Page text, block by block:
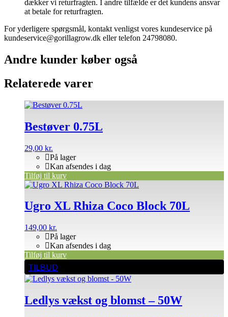
dækker vi returfragten. I andre tilfælde er det kundens ansvar
at betale for returfragten.
For yderligere spørgsmål, kontakt venligst vores kundeservice på
kundeservice@gorillagrow.dk eller telefon 24798080.
Andre kunder køber også
Relaterede varer
Bestøver 0.75L
29,00 kr.
På lager
Kan afsendes i dag
Tilføj til kurv
Ugro XL Rhiza Coco Block 70L
149,00 kr.
På lager
Kan afsendes i dag
Tilføj til kurv
TILBUD
Ledlys vækst og blomst – 50W